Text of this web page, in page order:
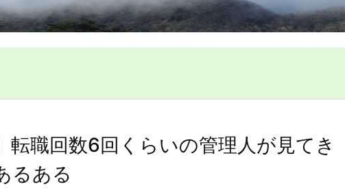
転職回数6回くらいの管理人が見てき
るある